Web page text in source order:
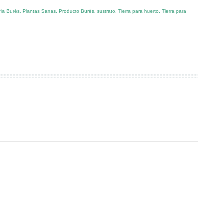
Burés Plantas Sanas Producto Burés sustrato Tierra para huerto
Tierra para